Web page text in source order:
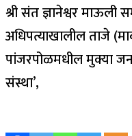
श्री संत ज्ञानेश्वर माऊली
अधिपत्याखालील ताजे
पांजरपोळमधील मुक्या
संस्था’,